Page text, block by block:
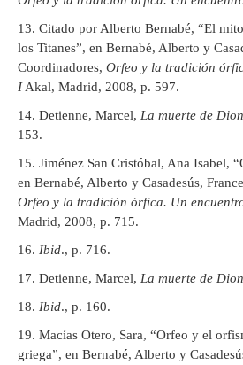
Citado por Alberto Bernabé, “El
los Titanes”, en Bernabé, Alberto y
Coordinadores, Orfeo y la tradición
IAkal, Madrid, 2008, p. 597.
Detienne, Marcel, La muerte de
153.
Jiménez San Cristóbal, Ana Isabel,
en Bernabé, Alberto y Casadesús,
Orfeo y la tradición órfica. Un
Madrid, 2008, p. 715.
Ibid., p. 716.
Detienne, Marcel, La muerte de
Ibid., p. 160.
Macías Otero, Sara, “Orfeo y el
griega”, en Bernabé, Alberto y